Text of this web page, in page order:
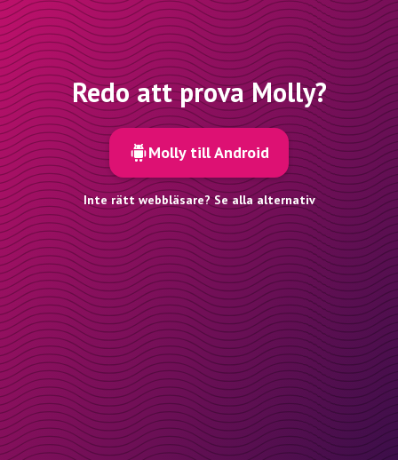
Redo att prova Molly?
Molly till Android
Inte rätt webbläsare? Se alla alternativ